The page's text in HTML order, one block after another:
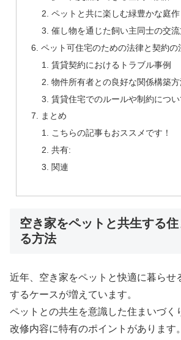
ペットと共に楽しむ緑豊かな庭作
催し物を通じた飼い主同士の交
ペット可住宅のための法律と契約の
賃貸契約におけるトラブル事例
物件所有者との良好な関係構築
賃貸住宅でのルールや制約につい
まとめ
こちらの記事もおススメです！
共有:
関連
空き家をペットと共生する
る方法
近年、空き家をペットと快適に暮らせ
するケースが増えています。
ペットとの共生を意識した住まいづく
改修内容に特有のポイントがあります。